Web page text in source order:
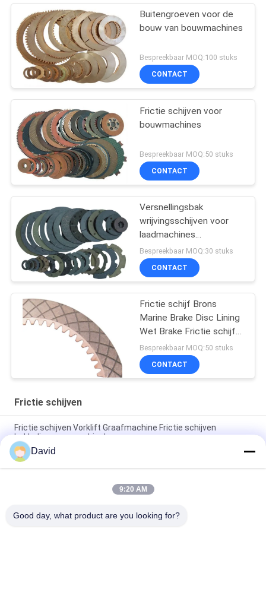
Buitengroeven voor de
bouw van bouwmachines
Bespreekbaar MOQ:100 stuks
CONTACT
Frictie schijven voor
bouwmachines
Bespreekbaar MOQ:50 stuks
CONTACT
Versnellingsbak
wrijvingsschijven voor
laadmachines
wrijvingsschijf vorklift
koppeling remschijf
bekleding
Bespreekbaar MOQ:30 stuks
CONTACT
Frictie schijf Brons
Marine Brake Disc Lining
Wet Brake Frictie schijf
Koper schijf
Bespreekbaar MOQ:50 stuks
CONTACT
Frictie schijven
Frictie schijven Vorklift Graafmachine Frictie schijven
bekleding voor machinebouw
Wetremwrijkingsschijven Koperwrijkingsschijf Bronzen
koppelingremwrijkingsschijf
Vorklift wrijvingsschijven voor graafmachine wrijvingsschijf
David
9:20 AM
Good day, what product are you looking for?